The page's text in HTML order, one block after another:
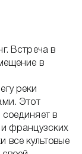
Встреча в
в
реки
Этот
в
и французских
все культовые